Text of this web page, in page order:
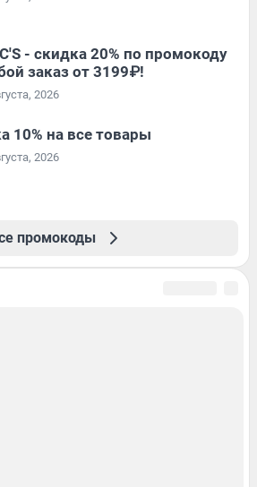
- скидка 20% по промокоду
заказ от 3199₽!
2026
10% на все товары
2026
промокоды